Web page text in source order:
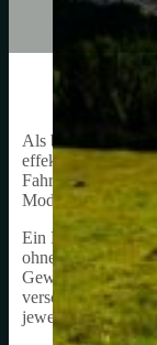
Als begeisterter
effektiv zu fahren.
Fahrrad befestigt
Modelle für den
Ein MTB
ohne das
Gewicht auf dem
verschiedene
jeweils